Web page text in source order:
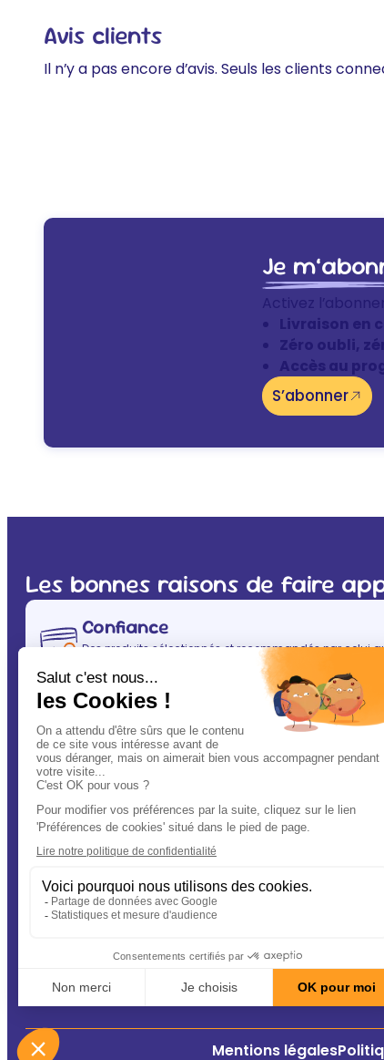
Avis clients
Il n’y a pas encore d’avis. Seuls les clients
Je
Activez
Livraison en
Zéro oubli,
Accès au
S’abonner
Les bonnes raisons de faire
Confiance
Des produits sélectionnés et recommandés par celui
(après vous évidemment ! ) : votre vétérinaire.
Simplicité
En un clic, vous allégez votre quotidien, tout en
A
Nos
Mentions légales